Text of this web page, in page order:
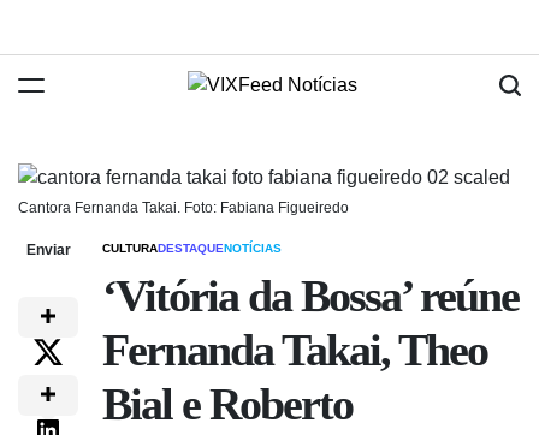
Cantora Fernanda Takai. Foto: Fabiana Figueiredo
Enviar CULTURADESTAQUENOTÍCIAS
‘Vitória da Bossa’ reúne
Fernanda Takai, Theo
Bial e Roberto